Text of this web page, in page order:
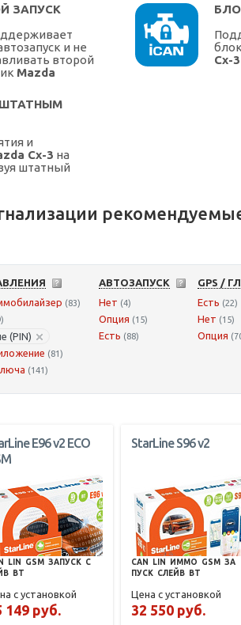
ЗАПУСК
и не
второй
Mazda
Cx-3
ШТАТНЫМ
и
Cx-3 на
штатный
(83)
(PIN)
(81)
(141)
АВТОЗАПУСК
Нет (4)
Опция (15)
Есть (88)
GPS /
Есть (22)
Нет (15)
Опция
E96 v2 ECO
LIN GSM ЗАПУСК С
BT
с установкой
149 руб.
StarLine S96 v2
CAN LIN ИММО GSM ЗА
ПУСК СЛЕЙВ BT
Цена с установкой
32 550 руб.